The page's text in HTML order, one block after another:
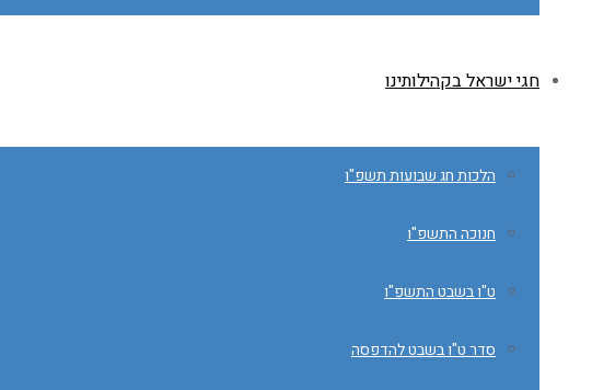
חגי ישראל בקהילותינו
הלכות חג שבועות תשפ"ו
חנוכה התשפ"ו
ט"ו בשבט התשפ"ו
סדר ט"ו בשבט להדפסה